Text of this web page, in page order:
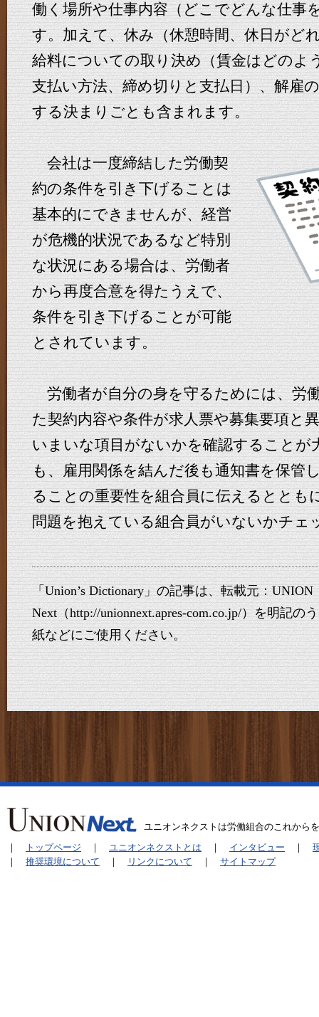
働く場所や仕事内容（どこでどんな仕事
す。加えて、休み（休憩時間、休日がど
給料についての取り決め（賃金はどのよ
支払い方法、締め切りと支払日）、解雇
する決まりごとも含まれます。
会社は一度締結した労働契
約の条件を引き下げることは
基本的にできませんが、経営
が危機的状況であるなど特別
な状況にある場合は、労働者
から再度合意を得たうえで、
条件を引き下げることが可能
とされています。
労働者が自分の身を守るためには、労
た契約内容や条件が求人票や募集要項と
いまいな項目がないかを確認することが
も、雇用関係を結んだ後も通知書を保管
ることの重要性を組合員に伝えるととも
問題を抱えている組合員がいないかチェ
「Union’s Dictionary」の記事は、転載元：UNION
Next（http://unionnext.apres-com.co.jp/）を明記の
紙などにご使用ください。
ユニオンネクストは労働組合のこれから
｜
トップページ ｜ ユニオンネクストとは ｜ インタビュー ｜
｜ 推奨環境について ｜ リンクについて ｜ サイトマップ